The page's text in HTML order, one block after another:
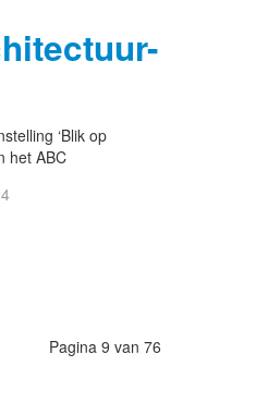
‘Blik op
het ABC
Pagina 9 van 76